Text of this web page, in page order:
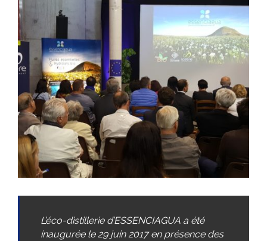
L’éco-distillerie d’ESSENCIAGUA a été
inaugurée le 29 juin 2017 en présence des